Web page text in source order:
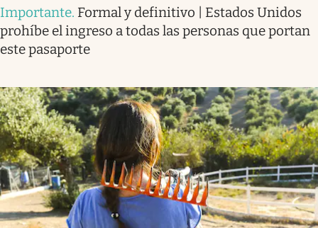
Importante. Formal y definitivo | Estados Unidos
prohíbe el ingreso a todas las personas que portan
este pasaporte